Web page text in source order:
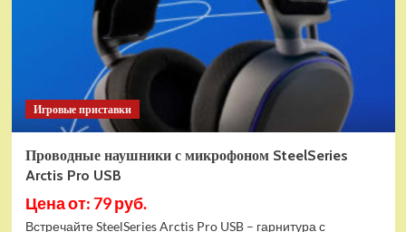
и
гибрид
X-
Wing
(75393)
Игровые приставки
Проводные наушники с микрофоном SteelSeries
Arctis Pro USB
Цена от: 79 руб.
Встречайте SteelSeries Arctis Pro USB – гарнитура с